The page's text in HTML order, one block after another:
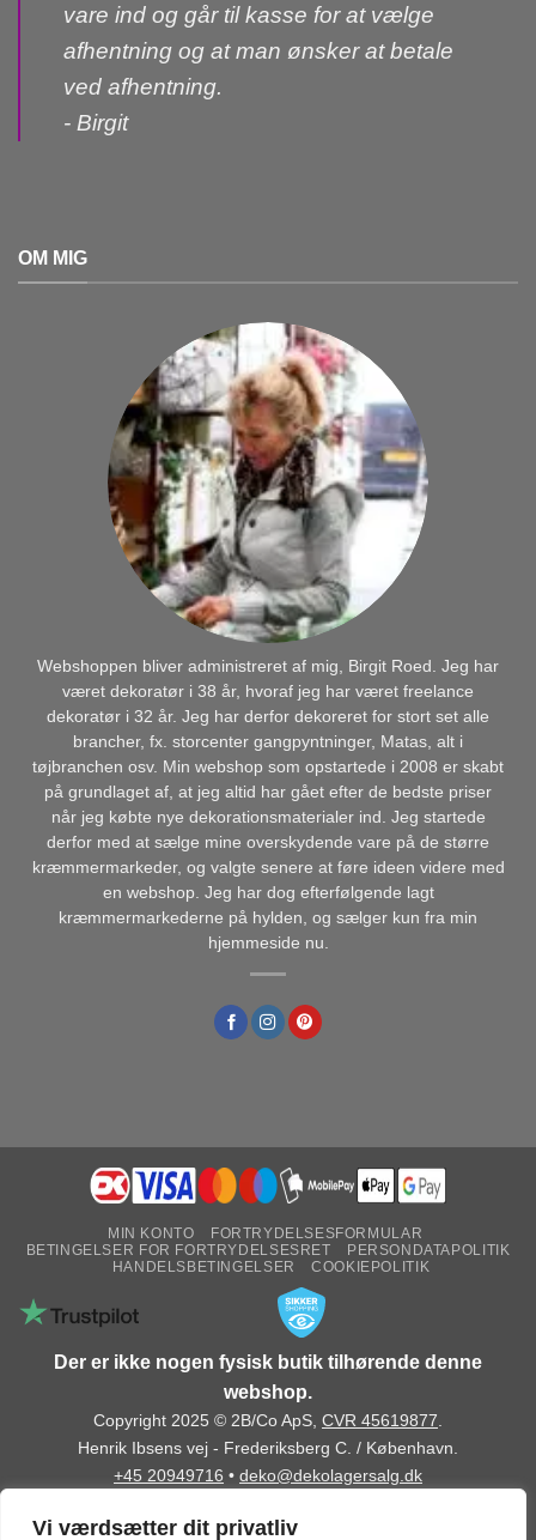
Vi værdsætter dit privatliv
vare ind og går til kasse for at vælge
afhentning og at man ønsker at betale
ved afhentning.
- Birgit
OM MIG
Webshoppen bliver administreret af mig, Birgit Roed. Jeg har
været dekoratør i 38 år, hvoraf jeg har været freelance
dekoratør i 32 år. Jeg har derfor dekoreret for stort set alle
brancher, fx. storcenter gangpyntninger, Matas, alt i
tøjbranchen osv. Min webshop som opstartede i 2008 er skabt
på grundlaget af, at jeg altid har gået efter de bedste priser
når jeg købte nye dekorationsmaterialer ind. Jeg startede
derfor med at sælge mine overskydende vare på de større
kræmmermarkeder, og valgte senere at føre ideen videre med
en webshop. Jeg har dog efterfølgende lagt
kræmmermarkederne på hylden, og sælger kun fra min
hjemmeside nu.
MIN KONTO
FORTRYDELSESFORMULAR
BETINGELSER FOR FORTRYDELSESRET
PERSONDATAPOLITIK
HANDELSBETINGELSER
COOKIEPOLITIK
Der er ikke nogen fysisk butik tilhørende denne
webshop.
Copyright 2025 © 2B/Co ApS, CVR 45619877.
Henrik Ibsens vej - Frederiksberg C. / København.
+45 20949716 • deko@dekolagersalg.dk